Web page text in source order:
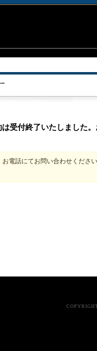
受付終了いたしました
電話にてお問い合わせくださ